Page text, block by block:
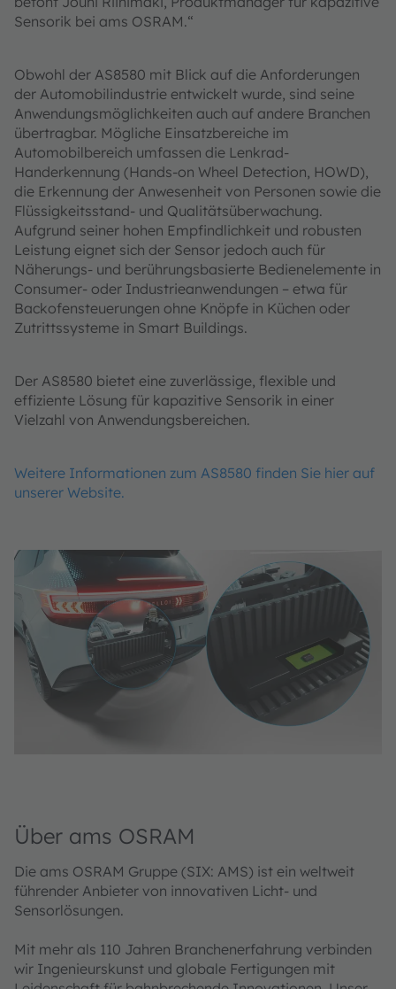
Sensorik bei ams OSRAM.“
Obwohl der AS8580 mit Blick auf die Anforderungen
der Automobilindustrie entwickelt wurde, sind seine
Anwendungsmöglichkeiten auch auf andere Branchen
übertragbar. Mögliche Einsatzbereiche im
Automobilbereich umfassen die Lenkrad-
Handerkennung (Hands-on Wheel Detection, HOWD),
die Erkennung der Anwesenheit von Personen sowie die
Flüssigkeitsstand- und Qualitätsüberwachung.
Aufgrund seiner hohen Empfindlichkeit und robusten
Leistung eignet sich der Sensor jedoch auch für
Näherungs- und berührungsbasierte Bedienelemente in
Consumer- oder Industrieanwendungen – etwa für
Backofensteuerungen ohne Knöpfe in Küchen oder
Zutrittssysteme in Smart Buildings.
Der AS8580 bietet eine zuverlässige, flexible und
effiziente Lösung für kapazitive Sensorik in einer
Vielzahl von Anwendungsbereichen.
Weitere Informationen zum AS8580 finden Sie hier auf
unserer Website.
Über ams OSRAM
Die ams OSRAM Gruppe (SIX: AMS) ist ein weltweit
führender Anbieter von innovativen Licht- und
Sensorlösungen.
Mit mehr als 110 Jahren Branchenerfahrung verbinden
wir Ingenieurskunst und globale Fertigungen mit